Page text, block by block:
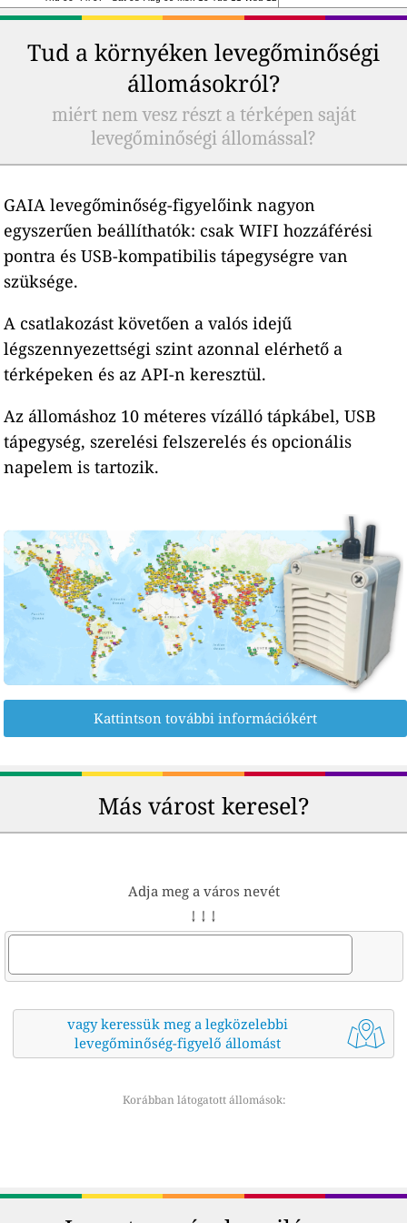
Tud a környéken levegőminőségi
állomásokról?
miért nem vesz részt a térképen saját
levegőminőségi állomással?
GAIA levegőminőség-figyelőink nagyon
egyszerűen beállíthatók: csak WIFI hozzáférési
pontra és USB-kompatibilis tápegységre van
szüksége.
A csatlakozást követően a valós idejű
légszennyezettségi szint azonnal elérhető a
térképeken és az API-n keresztül.
Az állomáshoz 10 méteres vízálló tápkábel, USB
tápegység, szerelési felszerelés és opcionális
napelem is tartozik.
Kattintson további információkért
Más várost keresel?
Adja meg a város nevét
↓ ↓ ↓
vagy keressük meg a legközelebbi
levegőminőség-figyelő állomást
Korábban látogatott állomások: